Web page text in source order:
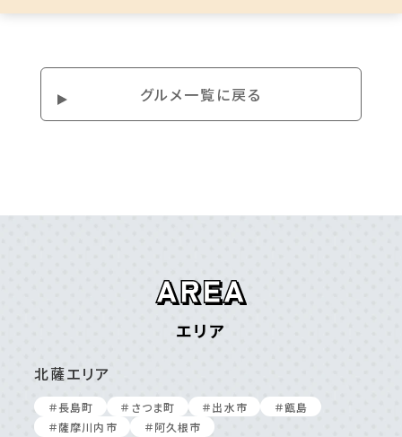
グルメ⼀覧に戻る
エリア
北薩エリア
＃⻑島町 ＃さつま町 ＃出⽔市
＃甑島
＃薩摩川内市
＃阿久根市